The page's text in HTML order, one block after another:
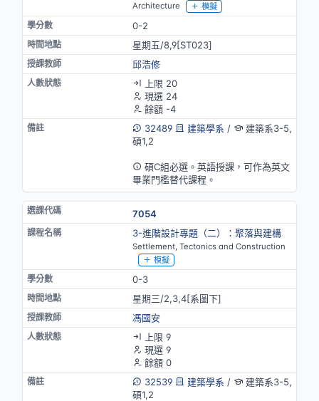
Architecture
模擬
0-2
星期五/8,9[ST023]
邱浩修
上限 20
現選 24
餘額 -4
32489
建築學系 /
建築系3-5,
碩1,2
碩C組必選。英語授課，可作為英文
畢業門檻替代課程。
7054
3-進階設計專題（二）：聚落與建構
Settlement, Tectonics and Construction
模擬
0-3
星期三/2,3,4[系圖下]
馮國安
上限 9
現選 9
餘額 0
32539
建築學系 /
建築系3-5,
碩1,2